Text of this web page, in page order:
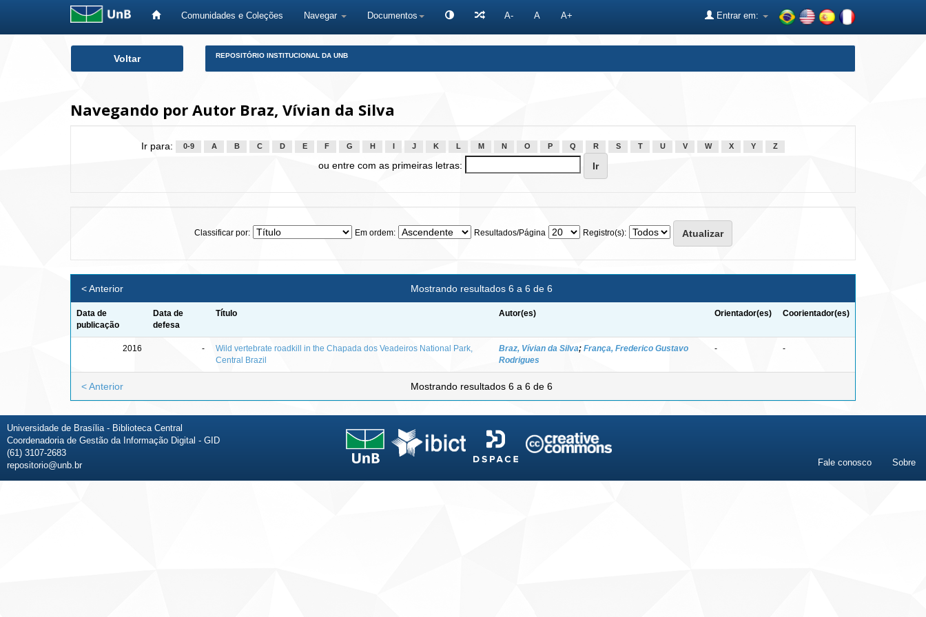
Comunidades e Coleções Navegar Documentos A- A A+ Entrar em:
Voltar REPOSITÓRIO INSTITUCIONAL DA UNB
Navegando por Autor Braz, Vívian da Silva
Ir para: 0-9 A B C D E F G H J K L M N O P Q R S T U V W X Y Z
ou entre com as primeiras letras:
Classificar por: Em ordem: Resultados/Página Registro(s):
Mostrando resultados 6 a 6 de 6
< Anterior
Data de
publicação
Data de
defesa
Título Autor(es) Orientador(es) Coorientador(es)
2016 -
Wild vertebrate roadkill in the Chapada dos Veadeiros National Park,
Central Brazil
Braz, Vívian da Silva; França, Frederico Gustavo
Rodrigues
- -
Mostrando resultados 6 a 6 de 6
< Anterior
Universidade de Brasília - Biblioteca Central
Coordenadoria de Gestão da Informação Digital - GID
(61) 3107-2683
repositorio@unb.br
Fale conosco Sobre